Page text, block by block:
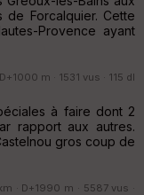
Forcalquier. Cette
Provence ayant
m · 1531 vus · 115 dl
à faire dont 2
rapport aux autres.
gros coup de
· D+1990 m · 5587 vus ·